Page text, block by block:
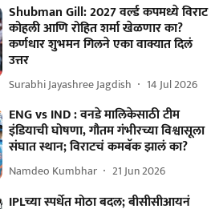
Shubman Gill: 2027 वर्ल्ड कपमध्ये विराट
कोहली आणि रोहित शर्मा खेळणार का?
कर्णधार शुभमन गिलने एका वाक्यात दिलं
उत्तर
Surabhi Jayashree Jagdish 14 Jul 2026
ENG vs IND : वनडे मालिकेसाठी टीम
इंडियाची घोषणा, गौतम गंभीरच्या विश्वासूला
संघात स्थान; विराटचं कमबॅक झालं का?
Namdeo Kumbhar 21 Jun 2026
IPLच्या स्पर्धेत मोठा बदल; बीसीसीआयनं